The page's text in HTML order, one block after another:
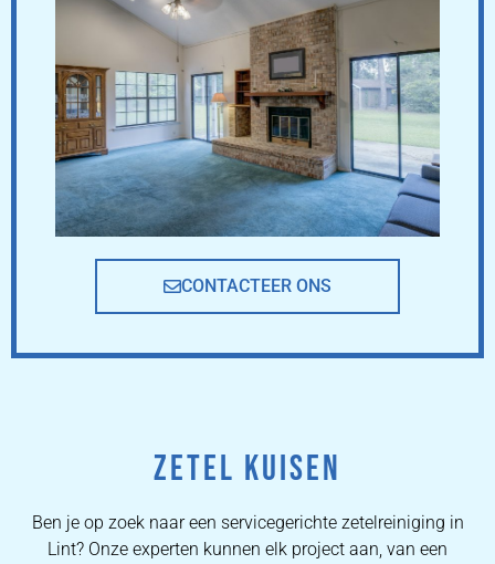
CONTACTEER ONS
ZETEL KUISEN
Ben je op zoek naar een servicegerichte zetelreiniging in
Lint? Onze experten kunnen elk project aan, van een